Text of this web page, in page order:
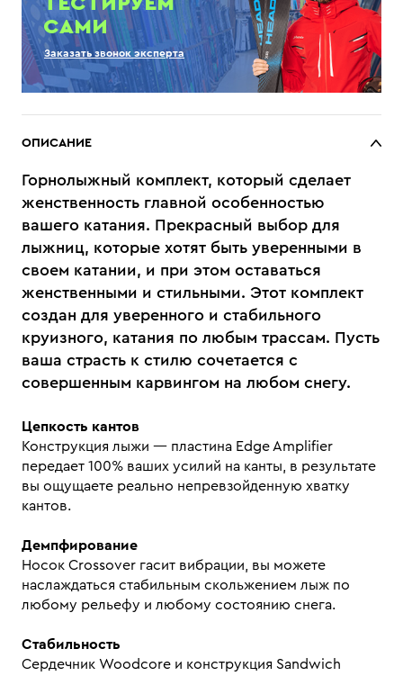
САМИ
Заказать звонок эксперта
ОПИСАНИЕ
Горнолыжный комплект, который сделает
женственность главной особенностью
вашего катания. Прекрасный выбор для
лыжниц, которые хотят быть уверенными в
своем катании, и при этом оставаться
женственными и стильными. Этот комплект
создан для уверенного и стабильного
круизного, катания по любым трассам. Пусть
ваша страсть к стилю сочетается с
совершенным карвингом на любом снегу.
Цепкость кантов
Конструкция лыжи — пластина Edge Amplifier
передает 100% ваших усилий на канты, в результате
вы ощущаете реально непревзойденную хватку
кантов.
Демпфирование
Носок Crossover гасит вибрации, вы можете
наслаждаться стабильным скольжением лыж по
любому рельефу и любому состоянию снега.
Стабильность
Сердечник Woodcore и конструкция Sandwich